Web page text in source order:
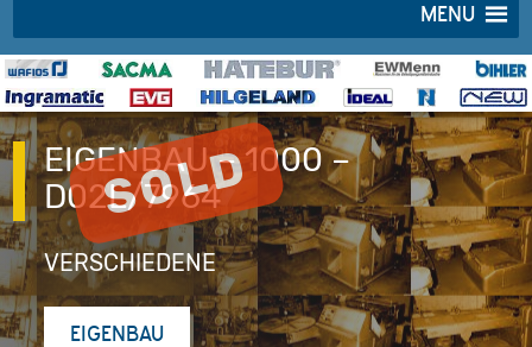
MENU
EIGENBAU – 1000 –
D02L/7964
VERSCHIEDENE
EIGENBAU